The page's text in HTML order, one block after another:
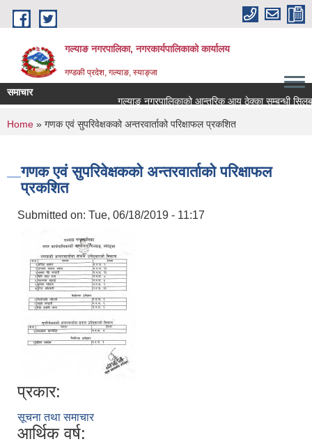
Skip to main content
गल्याङ नगरपालिका, नगरकार्यपालिकाको कार्यालय
गण्डकी प्रदेश, गल्याङ, स्याङ्जा
समाचार
गल्याङ नगरपालिकाको आन्तरिक आय ठेक्का सम्बन्धी
You are here
Home » गणक एवं सुपरिवेक्षकको अन्तरवार्ताको परिक्षाफल प्रकशित
गणक एवं सुपरिवेक्षकको अन्तरवार्ताको परिक्षाफल
प्रकशित
Submitted on: Tue, 06/18/2019 - 11:17
प्रकार:
सूचना तथा समाचार
आर्थिक वर्ष: